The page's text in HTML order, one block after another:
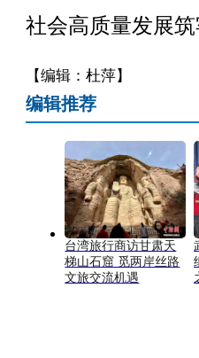
社会高质量发展
【编辑：杜萍】
编辑推荐
台湾旅行商访甘肃天
梯山石窟 觅两岸丝路
文旅交流机遇